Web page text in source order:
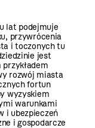
lat podejmuje
przywrócenia
i toczonych tu
jest
rozwój miasta
fortun
wyzyskiem
warunkami
i ubezpieczeń
i gospodarcze